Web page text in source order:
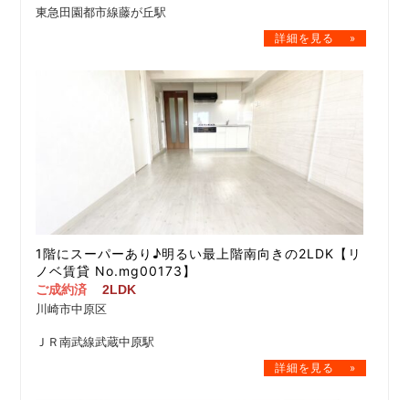
東急田園都市線藤が丘駅
1階にスーパーあり♪明るい最上階南向きの2LDK【リ
ノベ賃貸 No.mg00173】
ご成約済
2LDK
川崎市中原区
ＪＲ南武線武蔵中原駅